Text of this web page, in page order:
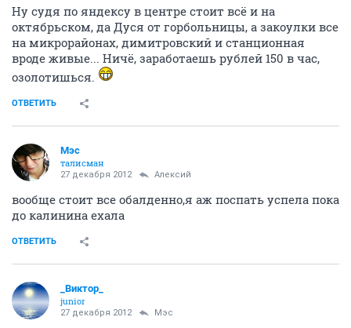
Ну судя по яндексу в центре стоит всё и на
октябрьском, да Дуся от горбольницы, а закоулки все
на микрорайонах, димитровский и станционная
вроде живые... Ничё, заработаешь рублей 150 в час,
озолотишься.
ОТВЕТИТЬ
Мэс
талисман
27 декабря 2012 Алексий
вообще стоит все обалденно,я аж поспать успела пока
до калинина ехала
ОТВЕТИТЬ
_Виктор_
juniоr
27 декабря 2012 Мэс